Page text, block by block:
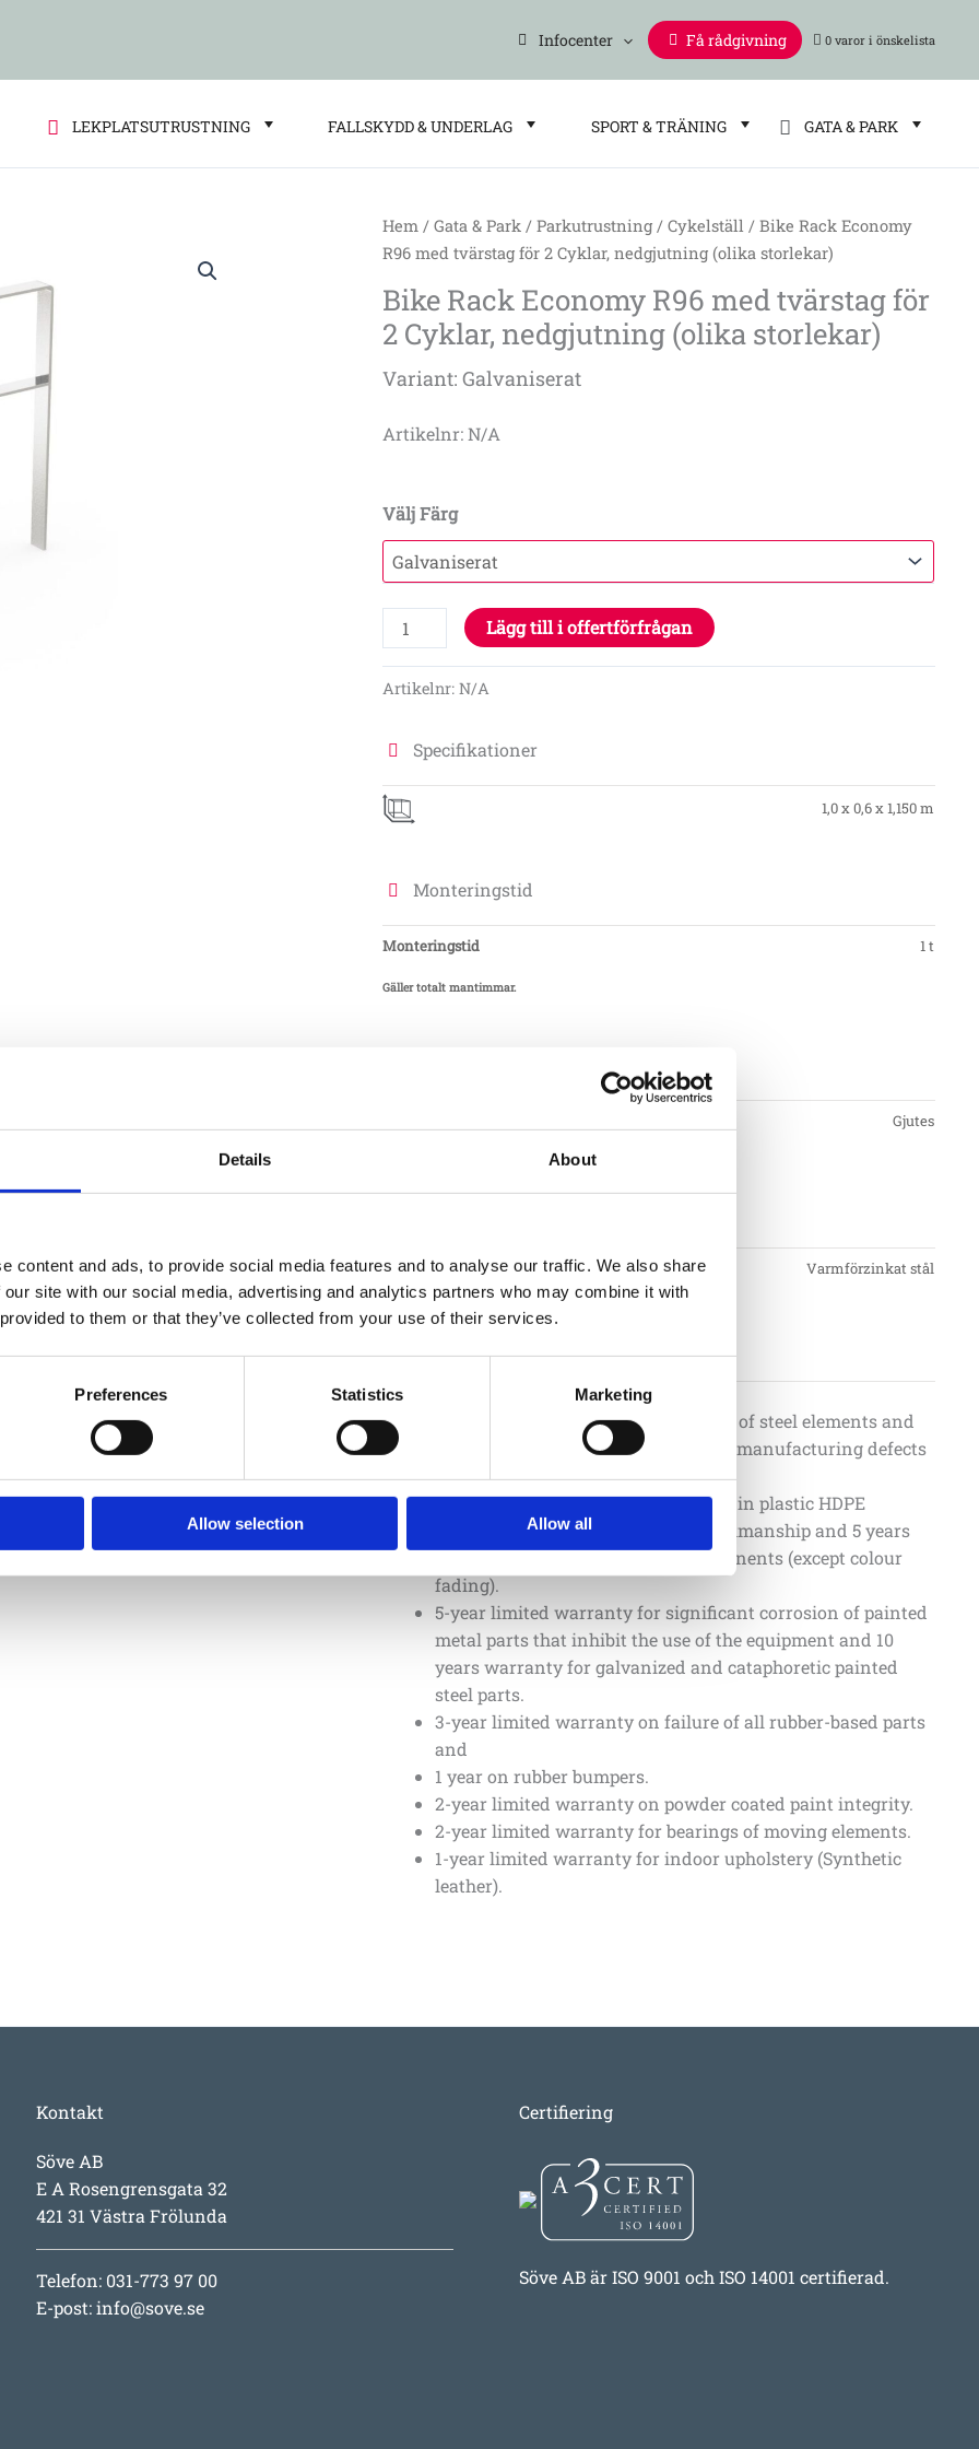
Details About
content and ads, to provide social media features and to analyse our traffic. We also share
site with our social media, advertising and analytics partners who may combine it with
to them or that they’ve collected from your use of their services.
Preferences Statistics Marketing
Allow selection Allow all
Infocenter Få rådgivning 0 varor
LEKPLATSUTRUSTNING FALLSKYDD & UNDERLAG SPORT & TRÄNING GATA & PARK
Hem /Gata & Park /Parkutrustning /Cykelställ / Bike Rack Economy
R96 med tvärstag för 2 Cyklar, nedgjutning (olika storlekar)
Bike Rack Economy R96 med tvärstag för
2 Cyklar, nedgjutning (olika storlekar)
Variant: Galvaniserat
Artikelnr: N/A
Välj Färg
Bike
Economy
R96
tvärstag
2
(olika
storlekar)
mängd
Lägg till i offertförfrågan
Artikelnr:N/A
Specifikationer
1,0 x 0,6 x 1,150 m
Monteringstid
Monteringstid 1 t
Gäller totalt mantimmar.
Gjutes
Material stolpe/rör Varmförzinkat stål
15-year limited warranty on failures of steel elements and
steel components due to material or manufacturing defects
and 25 years on structural integrity.
10-year limited warranty for defects in plastic HDPE
components due to material or workmanship and 5 years
for defects in all other plastic components (except colour
fading).
5-year limited warranty for significant corrosion of painted
metal parts that inhibit the use of the equipment and 10
years warranty for galvanized and cataphoretic painted
steel parts.
3-year limited warranty on failure of all rubber-based parts
and
1 year on rubber bumpers.
2-year limited warranty on powder coated paint integrity.
2-year limited warranty for bearings of moving elements.
1-year limited warranty for indoor upholstery (Synthetic
leather).
Kontakt
Söve AB
E A Rosengrensgata 32
421 31 Västra Frölunda
Telefon: 031-773 97 00
E-post:info@sove.se
Certifiering
Söve AB är ISO 9001 och ISO 14001 certifierad.